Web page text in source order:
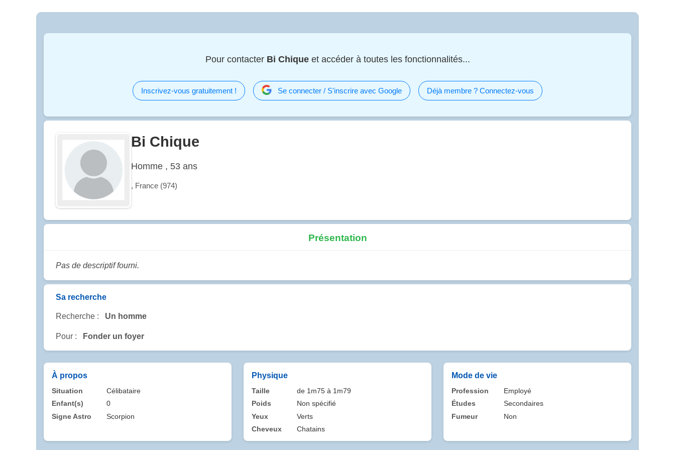
Pour contacter Bi Chiqueet accéder à toutes les fonctionnalités...
Inscrivez-vous gratuitement ! Se connecter / S'inscrire avec Google Déjà membre ? Connectez-vous
Bi Chique
Homme , 53 ans
, France (974)
Présentation
Pas de descriptif fourni.
Sa recherche
Recherche : Un homme
Pour : Fonder un foyer
À propos
Situation
Célibataire
Enfant(s)
0
Signe Astro
Scorpion
Physique
Taille
de 1m75 à 1m79
Poids
Non spécifié
Yeux
Verts
Cheveux
Chatains
Mode de vie
Profession
Employé
Études
Secondaires
Fumeur
Non